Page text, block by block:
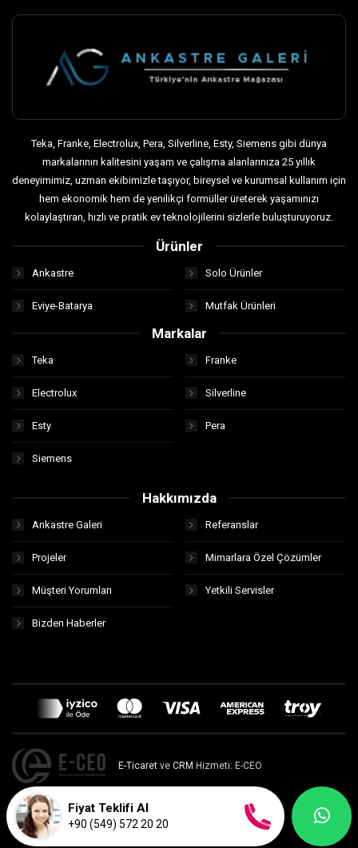
Teka, Franke, Electrolux, Pera, Silverline, Esty, Siemens gibi dünya
markalarının kalitesini yaşam ve çalışma alanlarınıza 25 yıllık
deneyimimiz, uzman ekibimizle taşıyor, bireysel ve kurumsal kullanım için
hem ekonomik hem de yenilikçi formüller üreterek yaşamınızı
kolaylaştıran, hızlı ve pratik ev teknolojilerini sizlerle buluşturuyoruz.
Ürünler
Ankastre Solo Ürünler
Eviye-Batarya Mutfak Ürünleri
Markalar
Teka Franke
Electrolux Silverline
Esty Pera
Siemens
Hakkımızda
Ankastre Galeri Referanslar
Projeler Mimarlara Özel Çözümler
Müşteri Yorumları Yetkili Servisler
Bizden Haberler
E-Ticaret ve CRM Hizmeti: E-CEO
Fiyat Teklifi Al
+90 (549) 572 20 20